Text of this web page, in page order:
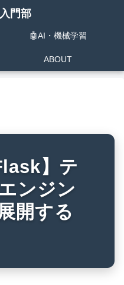
門部
🤖AI・機械学習
ABOUT
】テ
ンジン
開する